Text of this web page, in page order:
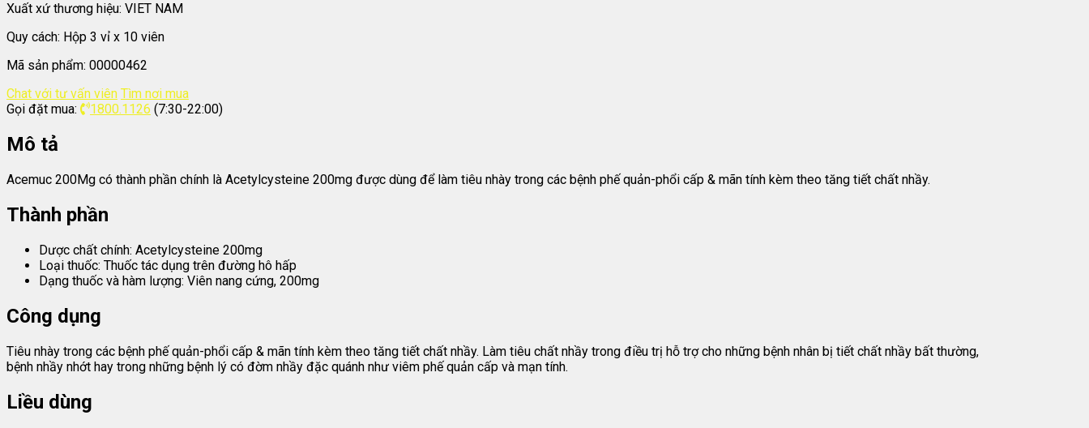
Xuất xứ thương hiệu: VIET NAM
Quy cách: Hộp 3 vỉ x 10 viên
Mã sản phẩm: 00000462
Chat với tư vấn viên Tìm nơi mua
Gọi đặt mua:
1800.1126 (7:30-22:00)
Mô tả
Acemuc 200Mg có thành phần chính là Acetylcysteine 200mg được dùng để làm tiêu nhày trong các bệnh phế quản-phổi cấp & mãn tính kèm theo tăng tiết chất nhầy.
Thành phần
Dược chất chính: Acetylcysteine 200mg
Loại thuốc: Thuốc tác dụng trên đường hô hấp
Dạng thuốc và hàm lượng: Viên nang cứng, 200mg
Công dụng
Tiêu nhày trong các bệnh phế quản-phổi cấp & mãn tính kèm theo tăng tiết chất nhầy. Làm tiêu chất nhầy trong điều trị hỗ trợ cho những bệnh nhân bị tiết chất nhầy bất thường,
bệnh nhầy nhớt hay trong những bệnh lý có đờm nhầy đặc quánh như viêm phế quản cấp và mạn tính.
Liều dùng